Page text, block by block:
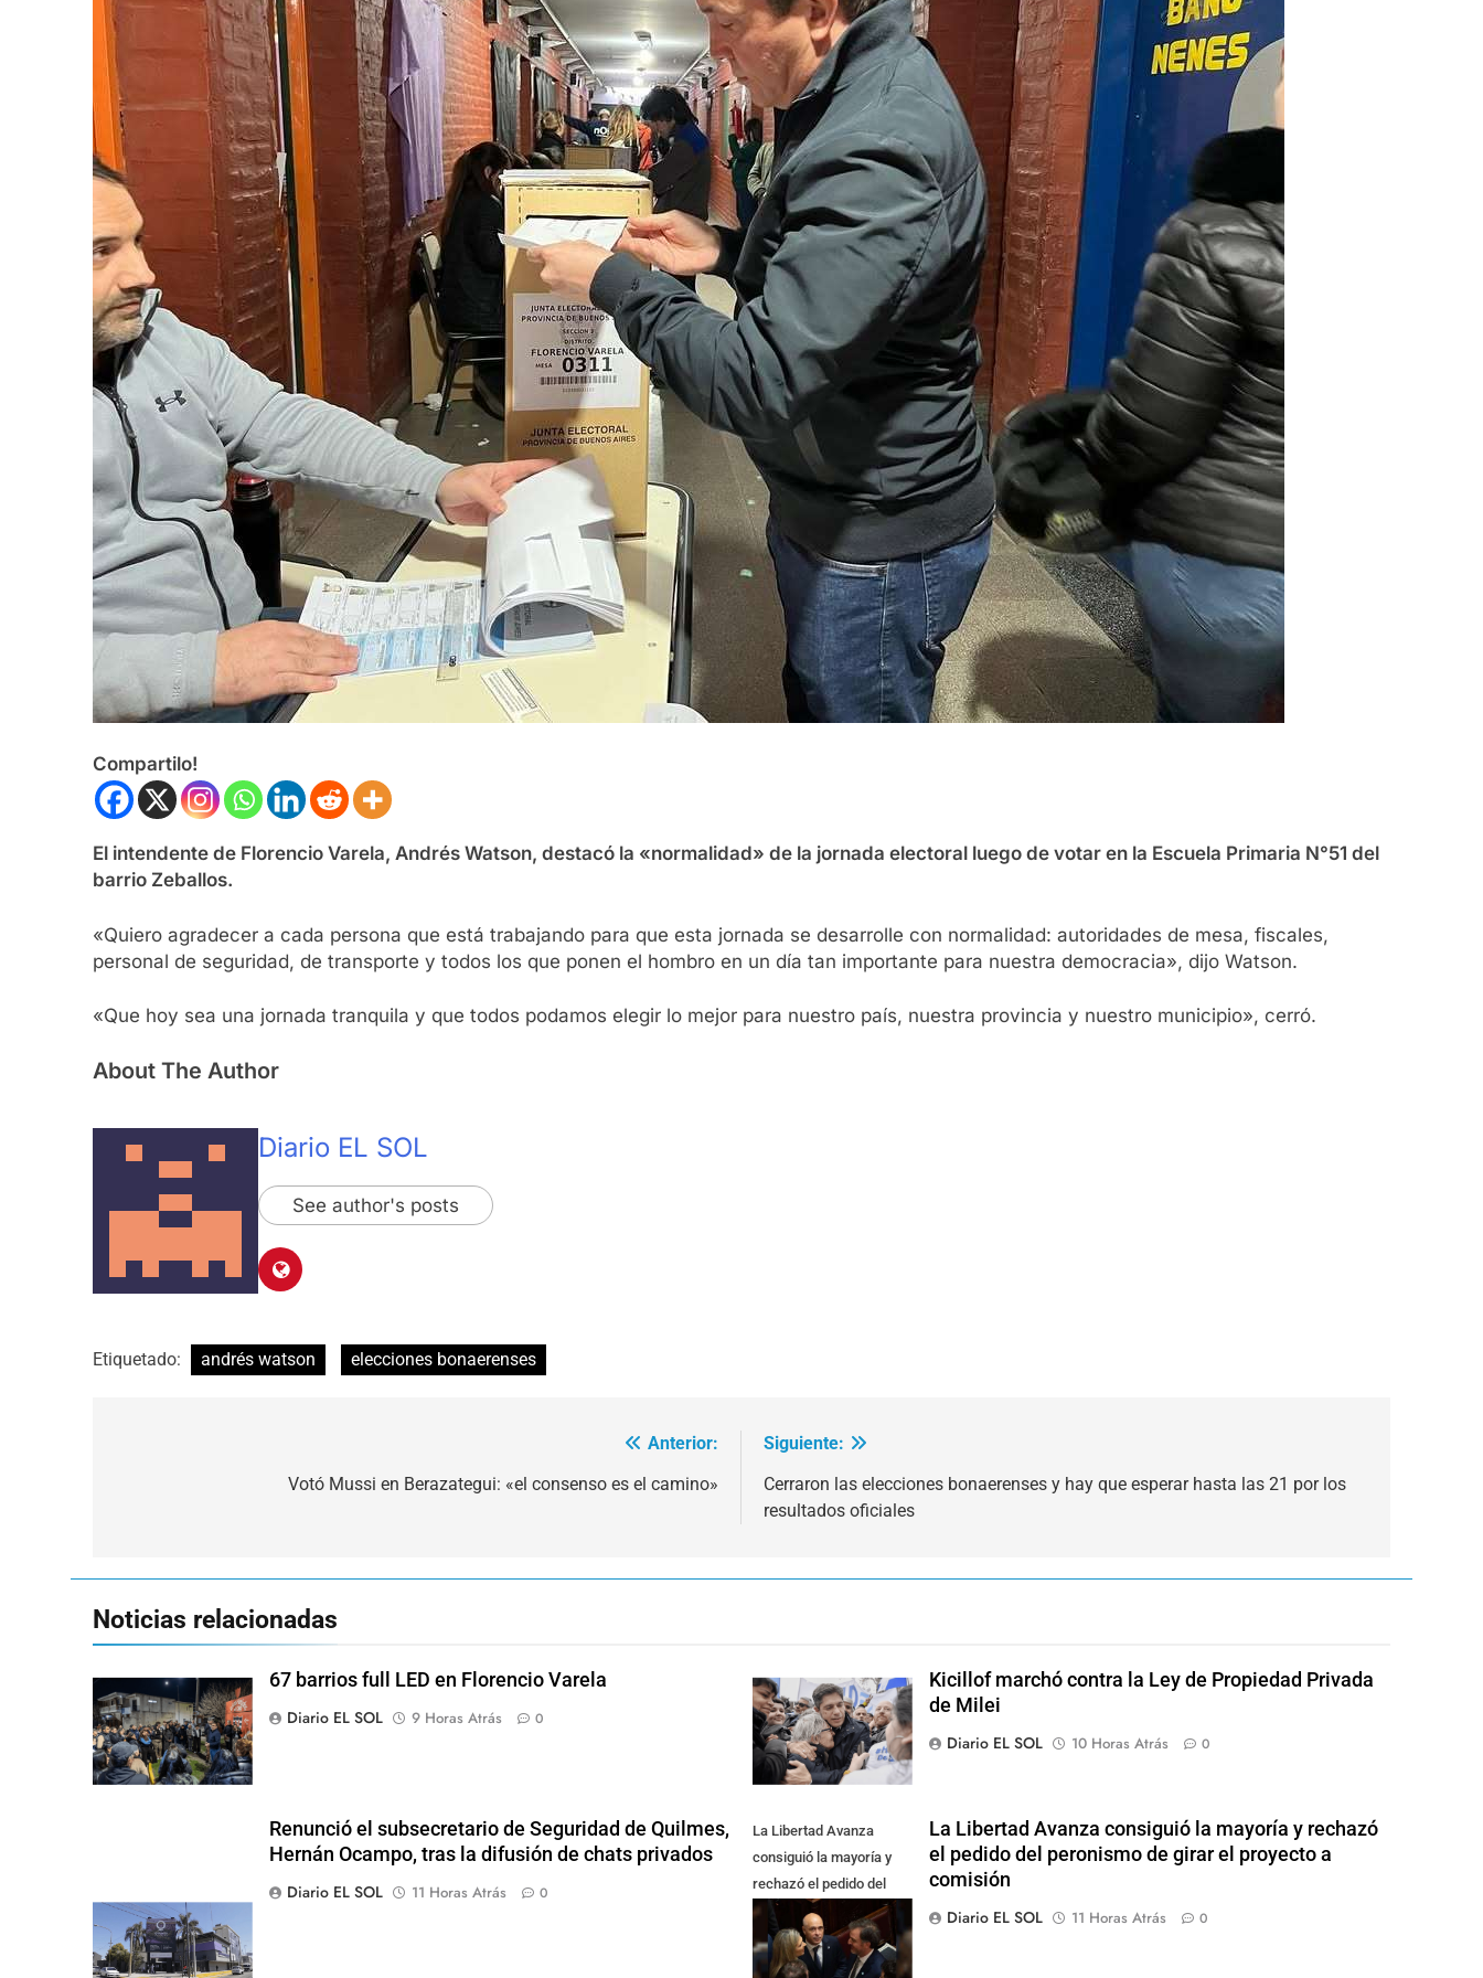
Compartilo!
El intendente de Florencio Varela, Andrés Watson, destacó la «normalidad» de la jornada electoral luego de votar en la Escuela Primaria N°51 del
barrio Zeballos.
«Quiero agradecer a cada persona que está trabajando para que esta jornada se desarrolle con normalidad: autoridades de mesa, fiscales,
personal de seguridad, de transporte y todos los que ponen el hombro en un día tan importante para nuestra democracia», dijo Watson.
«Que hoy sea una jornada tranquila y que todos podamos elegir lo mejor para nuestro país, nuestra provincia y nuestro municipio», cerró.
About The Author
Diario EL SOL
See author's posts
Etiquetado: andrés watson elecciones bonaerenses
Anterior:
Votó Mussi en Berazategui: «el consenso es el camino»
Siguiente:
Cerraron las elecciones bonaerenses y hay que esperar hasta las 21 por los
resultados oficiales
Noticias relacionadas
67 barrios full LED en Florencio Varela
Diario EL SOL
9 Horas Atrás 0
Kicillof marchó contra la Ley de Propiedad Privada
de Milei
Diario EL SOL
10 Horas Atrás 0
Renunció el subsecretario de Seguridad de Quilmes,
Hernán Ocampo, tras la difusión de chats privados
Diario EL SOL
11 Horas Atrás 0
La Libertad Avanza
consiguió la mayoría y
rechazó el pedido del
peronismo de girar el
proyecto a comisión
La Libertad Avanza consiguió la mayoría y rechazó
el pedido del peronismo de girar el proyecto a
comisión
Diario EL SOL
11 Horas Atrás 0